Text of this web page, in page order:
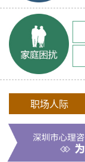
职场人际